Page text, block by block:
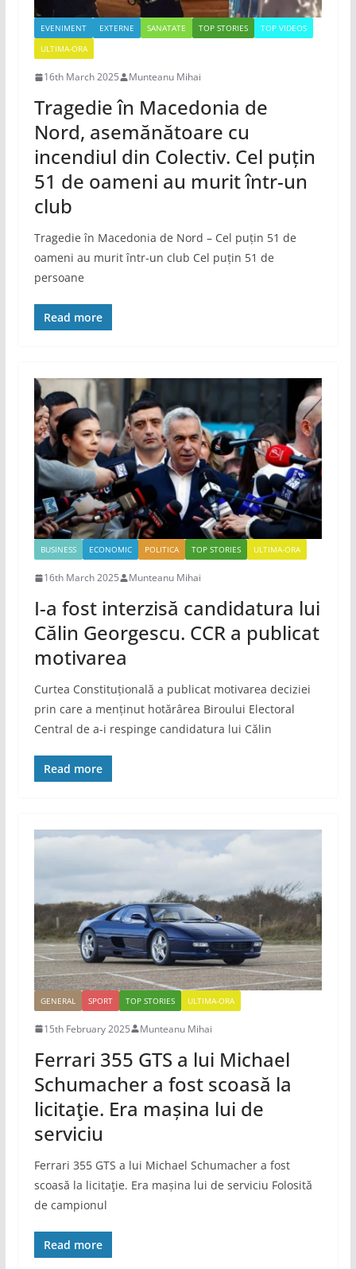
EVENIMENT EXTERNE SANATATE TOP STORIES
TOP VIDEOS
ULTIMA-ORA
16th March 2025 Munteanu Mihai
Tragedie în Macedonia de
Nord, asemănătoare cu
incendiul din Colectiv. Cel puțin
51 de oameni au murit într-un
club
Tragedie în Macedonia de Nord – Cel puțin 51 de
oameni au murit într-un club Cel puțin 51 de
persoane
Read more
BUSINESS ECONOMIC POLITICA TOP STORIES ULTIMA-ORA
16th March 2025 Munteanu Mihai
I-a fost interzisă candidatura lui
Călin Georgescu. CCR a publicat
motivarea
Curtea Constituțională a publicat motivarea deciziei
prin care a menținut hotărârea Biroului Electoral
Central de a-i respinge candidatura lui Călin
Read more
GENERAL SPORT TOP STORIES ULTIMA-ORA
15th February 2025 Munteanu Mihai
Ferrari 355 GTS a lui Michael
Schumacher a fost scoasă la
licitaţie. Era mașina lui de
serviciu
Ferrari 355 GTS a lui Michael Schumacher a fost
scoasă la licitaţie. Era mașina lui de serviciu Folosită
de campionul
Read more